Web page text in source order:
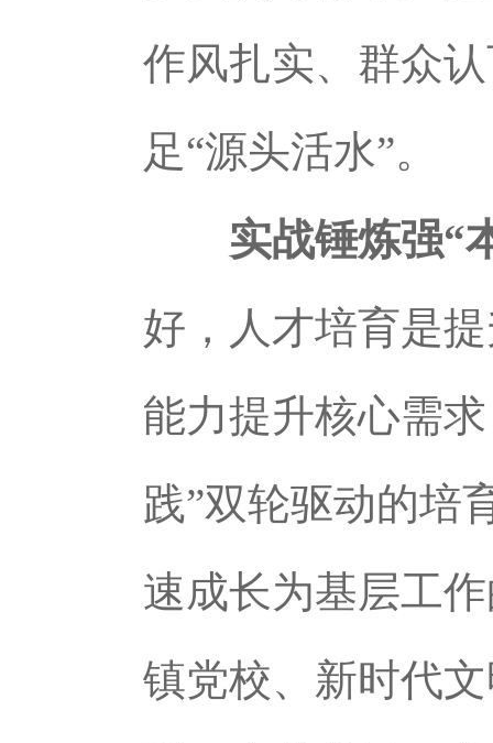
作风扎实、群众
足“源头活水”。
实战锤炼强“
好，人才培育是
能力提升核心需
践”双轮驱动的培
速成长为基层工
镇党校、新时代